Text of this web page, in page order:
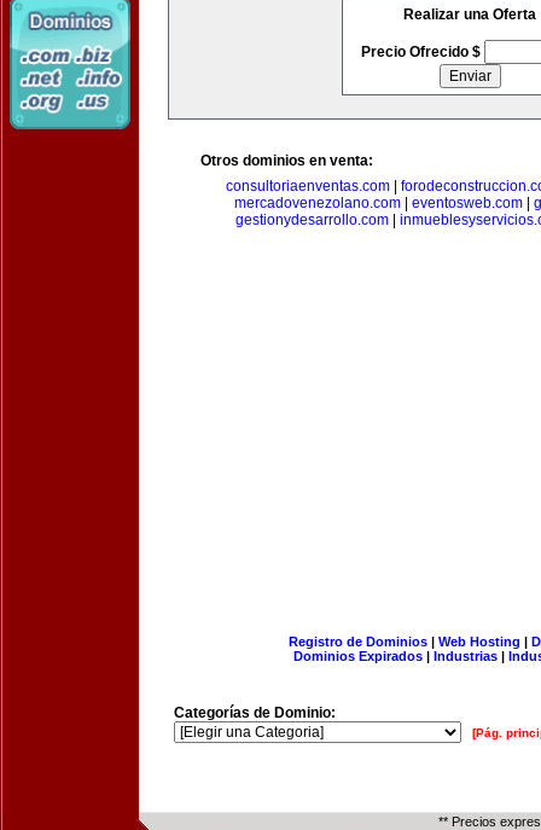
Realizar una Oferta
Precio Ofrecido $
Otros dominios en venta:
consultoriaenventas.com
mercadovenezolano.com
eventosweb.com
gestionydesarrollo.com
Registro de Dominios| Web Hosting |
Dominios Expirados | Industrias |
Categorías de Dominio:
[Pág.
** Precios